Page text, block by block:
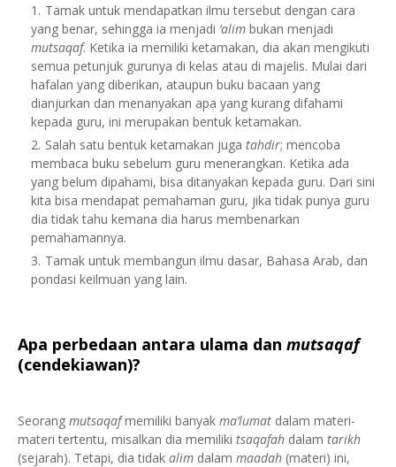
Tamak untuk mendapatkan ilmu tersebut dengan cara
yang benar, sehingga ia menjadi ‘alim bukan menjadi
mutsaqaf. Ketika ia memiliki ketamakan, dia akan mengikuti
semua petunjuk gurunya di kelas atau di majelis. Mulai dari
hafalan yang diberikan, ataupun buku bacaan yang
dianjurkan dan menanyakan apa yang kurang difahami
kepada guru, ini merupakan bentuk ketamakan.
Salah satu bentuk ketamakan juga tahdir; mencoba
membaca buku sebelum guru menerangkan. Ketika ada
yang belum dipahami, bisa ditanyakan kepada guru. Dari sini
kita bisa mendapat pemahaman guru, jika tidak punya guru
dia tidak tahu kemana dia harus membenarkan
pemahamannya.
Tamak untuk membangun ilmu dasar, Bahasa Arab, dan
pondasi keilmuan yang lain.
Apa perbedaan antara ulama dan mutsaqaf
(cendekiawan)?
Seorang mutsaqafmemiliki banyak ma’lumat dalam materi-
materi tertentu, misalkan dia memiliki tsaqafah dalam tarikh
(sejarah). Tetapi, dia tidak alim dalam maadah (materi) ini,